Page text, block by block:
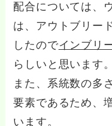
配合については、
は、アウトブリー
したのでインブリ
らしいと思います。
また、系統数の多
要素であるため、
います。